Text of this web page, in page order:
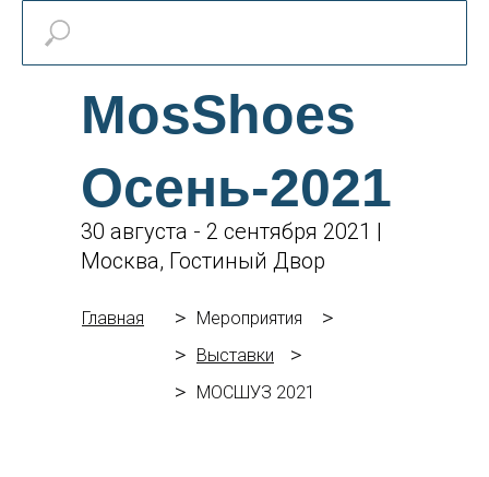
MosShoes
Осень-2021
30 августа - 2 сентября 2021 |
Москва, Гостиный Двор
Главная > Мероприятия
Выставки
>
МОСШУЗ 2021
>
>
>